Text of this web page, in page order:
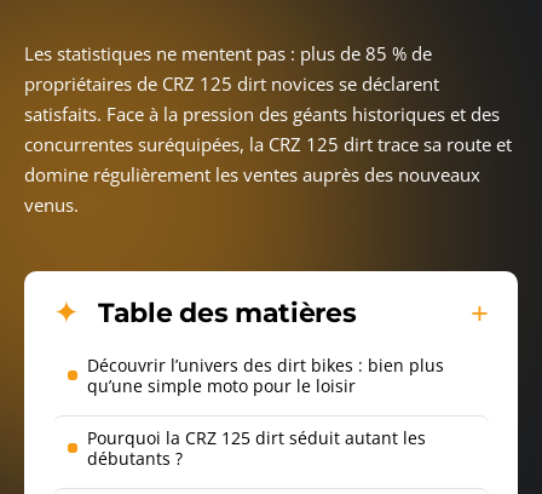
Les statistiques ne mentent pas : plus de 85 % de
propriétaires de CRZ 125 dirt novices se déclarent
satisfaits. Face à la pression des géants historiques et des
concurrentes suréquipées, la CRZ 125 dirt trace sa route et
domine régulièrement les ventes auprès des nouveaux
venus.
Table des matières
Découvrir l’univers des dirt bikes : bien plus
qu’une simple moto pour le loisir
Pourquoi la CRZ 125 dirt séduit autant les
débutants ?